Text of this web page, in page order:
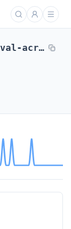
autoeval-eval-acronym_identification-default-35b859-51159145310